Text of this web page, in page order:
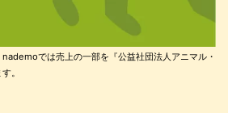
では売上の一部を『公益社団法人アニマル・
。